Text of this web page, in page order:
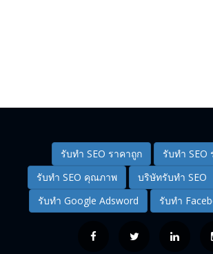
รับทำ SEO ราคาถูก
รับทำ SEO
รับทำ SEO คุณภาพ
บริษัทรับทำ SEO
รับทำ Google Adsword
รับทำ